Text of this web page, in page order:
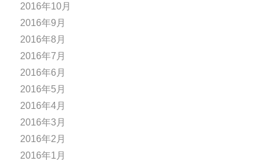
2016年10月
2016年9月
2016年8月
2016年7月
2016年6月
2016年5月
2016年4月
2016年3月
2016年2月
2016年1月